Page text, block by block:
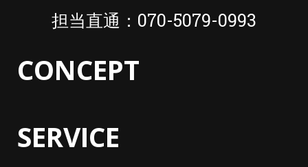
担当直通：070-5079-0993
CONCEPT
SERVICE